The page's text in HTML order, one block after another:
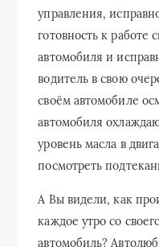
управления,
готовность к работе
автомобиля и
водитель в свою
своём автомобиле
автомобиля
уровень масла в
посмотреть
А Вы видели, как
каждое утро со
автомобиль?